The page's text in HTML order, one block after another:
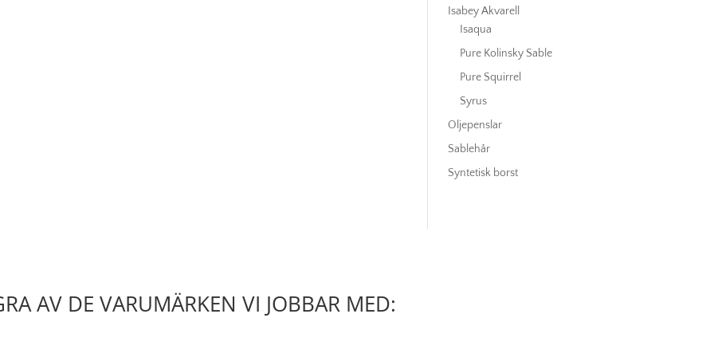
Isabey Akvarell
Isaqua
Pure Kolinsky Sable
Pure Squirrel
Syrus
Oljepenslar
Sablehår
Syntetisk borst
AV DE VARUMÄRKEN VI JOBBAR MED: